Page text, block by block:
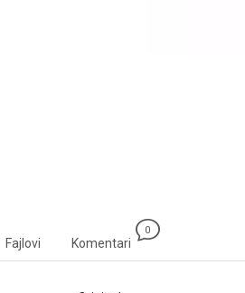
Fajlovi Komentari
0